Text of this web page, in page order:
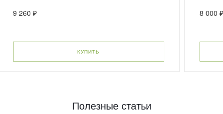
9 260 ₽
КУПИТЬ
8 000
Полезные статьи